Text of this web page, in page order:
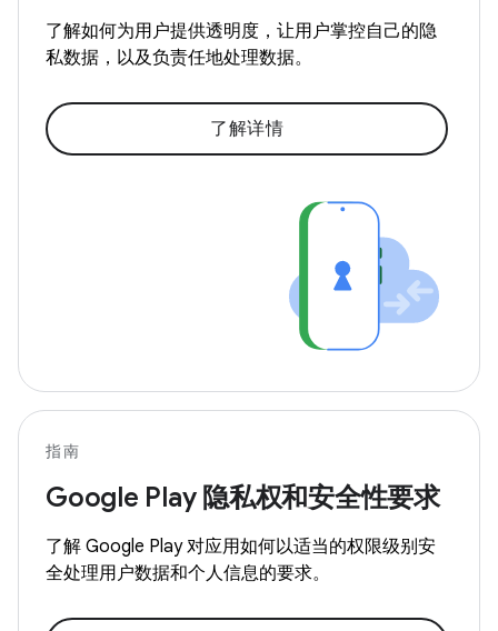
了解如何为用户提供透明度，让用户掌控自己的隐
私数据，以及负责任地处理数据。
了解详情
指南
Google Play 隐私权和安全性要求
了解 Google Play 对应用如何以适当的权限级别安
全处理用户数据和个人信息的要求。